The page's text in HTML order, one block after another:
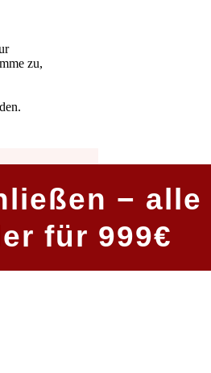
zu,
− alle
für 999€